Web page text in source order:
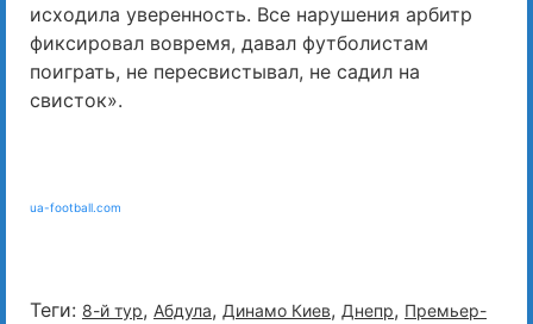
исходила уверенность. Все нарушения арбитр
фиксировал вовремя, давал футболистам
поиграть, не пересвистывал, не садил на
свисток».
ua-football.com
Теги: 8-й тур, Абдула, Динамо Киев, Днепр, Премьер-